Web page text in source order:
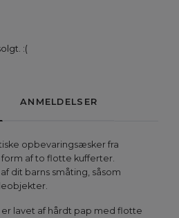
:(
ANMELDELSER
opbevaringsæsker fra
af to flotte kufferter.
dit barns småting, såsom
lavet af hårdt pap med flotte